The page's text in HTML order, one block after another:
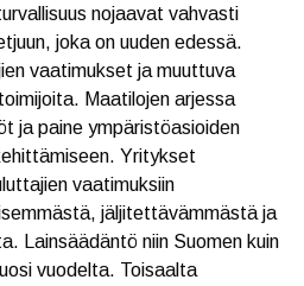
nojaavat vahvasti
joka on uuden edessä.
vaatimukset ja muuttuva
Maatilojen arjessa
ja paine ympäristöasioiden
Yritykset
vaatimuksiin
jäljitettävämmästä ja
Lainsäädäntö niin Suomen kuin
vuodelta. Toisaalta